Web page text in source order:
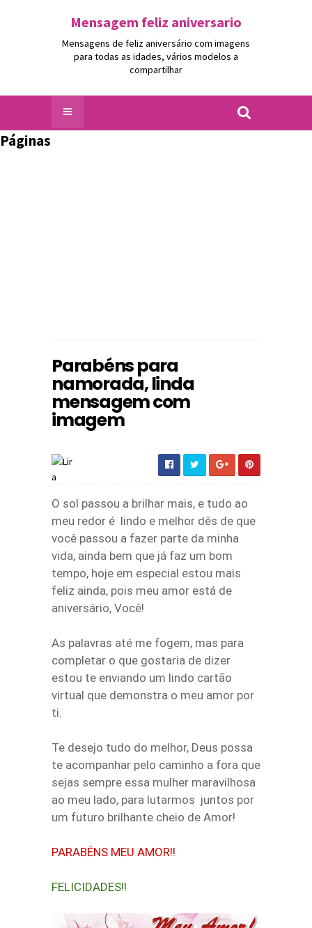
Mensagem feliz aniversario
Mensagens de feliz aniversário com imagens
para todas as idades, vários modelos a
compartilhar
Páginas
Parabéns para
namorada, linda
mensagem com
imagem
O sol passou a brilhar mais, e tudo ao
meu redor é lindo e melhor dês de que
você passou a fazer parte da minha
vida, ainda bem que já faz um bom
tempo, hoje em especial estou mais
feliz ainda, pois meu amor está de
aniversário, Você!
As palavras até me fogem, mas para
completar o que gostaria de dizer
estou te enviando um lindo cartão
virtual que demonstra o meu amor por
ti.
Te desejo tudo do melhor, Deus possa
te acompanhar pelo caminho a fora que
sejas sempre essa mulher maravilhosa
ao meu lado, para lutarmos juntos por
um futuro brilhante cheio de Amor!
PARABÉNS MEU AMOR!!
FELICIDADES!!